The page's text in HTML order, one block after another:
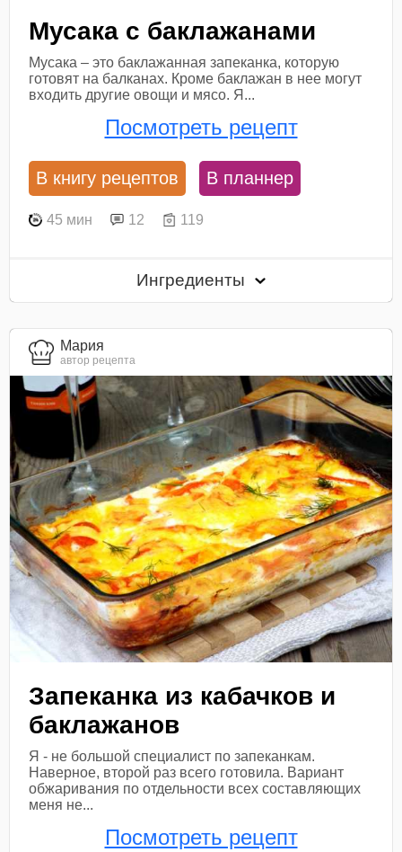
Мусака с баклажанами
Мусака – это баклажанная запеканка, которую
готовят на балканах. Кроме баклажан в нее могут
входить другие овощи и мясо. Я...
Посмотреть рецепт
В книгу рецептов В планнер
45 мин 12 119
Ингредиенты
Мария
автор рецепта
Запеканка из кабачков и
баклажанов
Я - не большой специалист по запеканкам.
Наверное, второй раз всего готовила. Вариант
обжаривания по отдельности всех составляющих
меня не...
Посмотреть рецепт